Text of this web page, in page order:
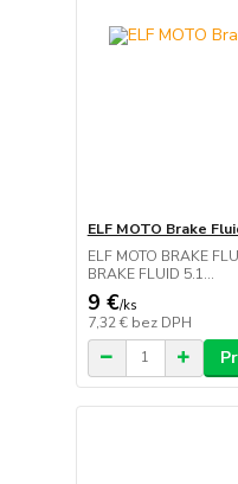
ELF MOTO Brake
ELF MOTO BRAKE
BRAKE FLUID 5.1...
9 €/ks
7,32 € bez DPH